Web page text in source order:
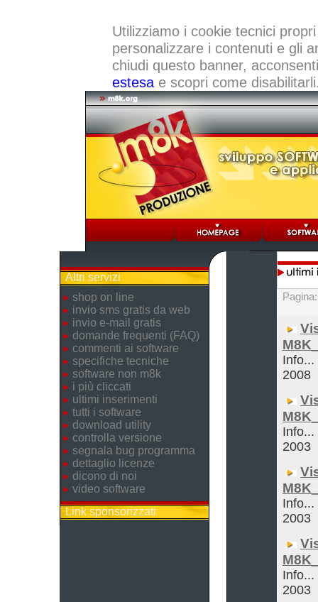
Utilizziamo i cookie tecnici
personalizzare i contenuti e gli
chiudi questo banner,
estesae scopri come
Altri servizi
shop on line
invio sms gratis da web
invio e-mail gratis
domande frequenti (FAQ)
commenti ai software
specifiche tecniche
software non m8k
i più cliccati
ultimi inserimenti
tutti i software
download utility
controlla versione
segnala bug programma
dettaglio licenze
dicono di noi
video software
Link sponsorizzati
Info...
2008
Info...
2003
Info...
2003
Info...
2003